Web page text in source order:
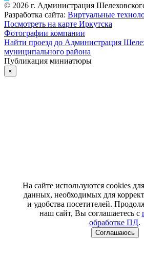
© 2026 г. Администрация
Разработка сайта: Виртуальные
Посмотреть на карте Иркутска
Фотографии компании
Найти проезд до Администрация
муниципального района
Публикация миниатюры
×
На сайте используются cookies
данных, необходимых для
и удобства посетителей.
наш сайт, Вы соглашаетесь с
обработке ПД.
Соглашаюсь